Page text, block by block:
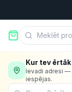
Kur tev
Ievadi adresi —
iespējas.